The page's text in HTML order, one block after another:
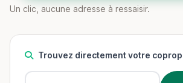
Un clic, aucune adresse à ressaisir.
Trouvez directement votre